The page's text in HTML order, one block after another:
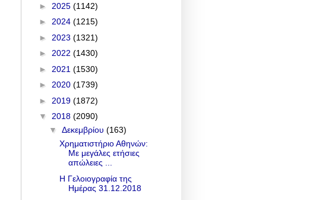
► 2025 (1142)
► 2024 (1215)
► 2023 (1321)
► 2022 (1430)
► 2021 (1530)
► 2020 (1739)
► 2019 (1872)
▼ 2018 (2090)
▼ Δεκεμβρίου (163)
Χρηματιστήριο Αθηνών:
Με μεγάλες ετήσιες
απώλειες ...
Η Γελοιογραφία της
Ημέρας 31.12.2018